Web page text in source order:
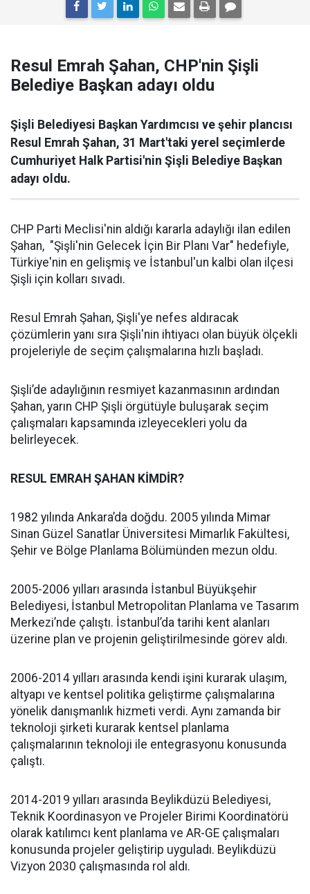
Resul Emrah Şahan, CHP'nin Şişli
Belediye Başkan adayı oldu
Şişli Belediyesi Başkan Yardımcısı ve şehir plancısı
Resul Emrah Şahan, 31 Mart'taki yerel seçimlerde
Cumhuriyet Halk Partisi'nin Şişli Belediye Başkan
adayı oldu.
CHP Parti Meclisi'nin aldığı kararla adaylığı ilan edilen
Şahan, "Şişli'nin Gelecek İçin Bir Planı Var" hedefiyle,
Türkiye'nin en gelişmiş ve İstanbul'un kalbi olan ilçesi
Şişli için kolları sıvadı.
Resul Emrah Şahan, Şişli'ye nefes aldıracak
çözümlerin yanı sıra Şişli'nin ihtiyacı olan büyük ölçekli
projeleriyle de seçim çalışmalarına hızlı başladı.
Şişli’de adaylığının resmiyet kazanmasının ardından
Şahan, yarın CHP Şişli örgütüyle buluşarak seçim
çalışmaları kapsamında izleyecekleri yolu da
belirleyecek.
RESUL EMRAH ŞAHAN KİMDİR?
1982 yılında Ankara’da doğdu. 2005 yılında Mimar
Sinan Güzel Sanatlar Üniversitesi Mimarlık Fakültesi,
Şehir ve Bölge Planlama Bölümünden mezun oldu.
2005-2006 yılları arasında İstanbul Büyükşehir
Belediyesi, İstanbul Metropolitan Planlama ve Tasarım
Merkezi’nde çalıştı. İstanbul’da tarihi kent alanları
üzerine plan ve projenin geliştirilmesinde görev aldı.
2006-2014 yılları arasında kendi işini kurarak ulaşım,
altyapı ve kentsel politika geliştirme çalışmalarına
yönelik danışmanlık hizmeti verdi. Aynı zamanda bir
teknoloji şirketi kurarak kentsel planlama
çalışmalarının teknoloji ile entegrasyonu konusunda
çalıştı.
2014-2019 yılları arasında Beylikdüzü Belediyesi,
Teknik Koordinasyon ve Projeler Birimi Koordinatörü
olarak katılımcı kent planlama ve AR-GE çalışmaları
konusunda projeler geliştirip uyguladı. Beylikdüzü
Vizyon 2030 çalışmasında rol aldı.